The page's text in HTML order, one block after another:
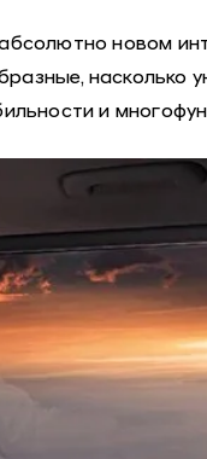
новом
насколько
и